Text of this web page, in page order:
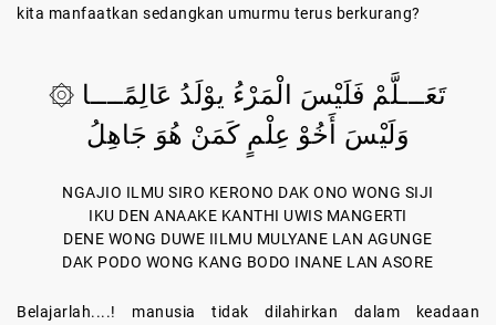
kita manfaatkan sedangkan umurmu terus berkurang?
تَعَـــلَّمْ فَلَيْسَ الْمَرْءُ يوْلَدُ عَالِمًــــا ۞
وَلَيْسَ أَخُوْ عِلْمٍ كَمَنْ هُوَ جَاهِلُ
NGAJIO ILMU SIRO KERONO DAK ONO WONG SIJI
IKU DEN ANAAKE KANTHI UWIS MANGERTI
DENE WONG DUWE IILMU MULYANE LAN AGUNGE
DAK PODO WONG KANG BODO INANE LAN ASORE
Belajarlah....! manusia tidak dilahirkan dalam keadaan